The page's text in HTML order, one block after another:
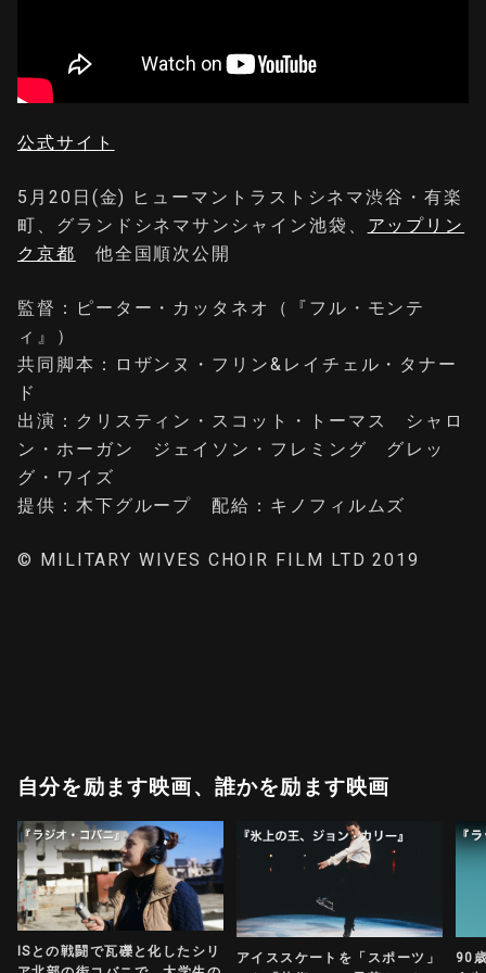
公式サイト
5月20日(金) ヒューマントラストシネマ渋谷・有楽
町、グランドシネマサンシャイン池袋、 アップリン
ク京都 他全国順次公開
監督：ピーター・カッタネオ（『フル・モンテ
ィ』）
共同脚本：ロザンヌ・フリン&レイチェル・タナー
ド
出演：クリスティン・スコット・トーマス シャロ
ン・ホーガン ジェイソン・フレミング グレッ
グ・ワイズ
提供：木下グループ 配給：キノフィルムズ
© MILITARY WIVES CHOIR FILM LTD 2019
自分を励ます映画、誰かを励ます映画
ISとの戦闘で瓦礫と化したシリ
アイススケートを「スポーツ」
90